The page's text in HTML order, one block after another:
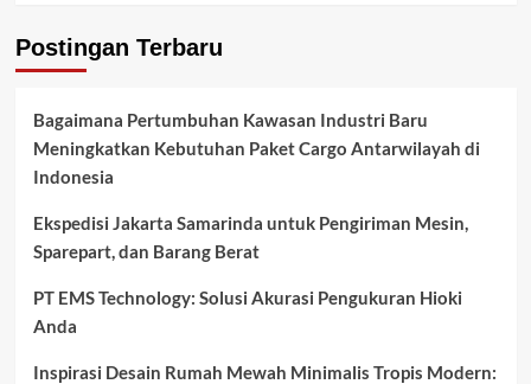
Anak
di
Postingan Terbaru
Bagaimana Pertumbuhan Kawasan Industri Baru
Meningkatkan Kebutuhan Paket Cargo Antarwilayah di
Indonesia
Ekspedisi Jakarta Samarinda untuk Pengiriman Mesin,
Sparepart, dan Barang Berat
PT EMS Technology: Solusi Akurasi Pengukuran Hioki
Anda
Inspirasi Desain Rumah Mewah Minimalis Tropis Modern: